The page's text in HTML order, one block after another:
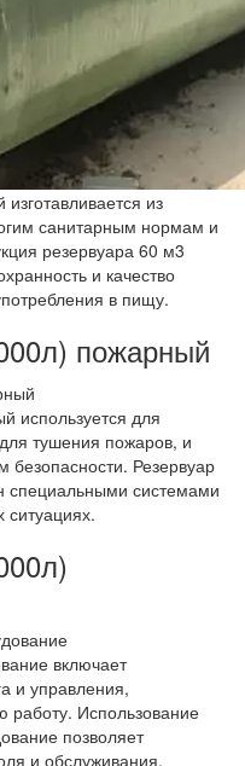
из
санитарным нормам и
резервуара 60 м3
и качество
в пищу.
пожарный
используется для
тушения пожаров, и
безопасности. Резервуар
системами
ситуациях.
включает
и управления,
Использование
позволяет
и обслуживания.